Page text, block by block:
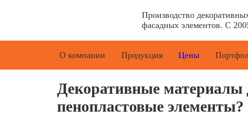
Производство
фасадных элементов. С
О компании Продукция Цены
Декоративные материалы
пенопластовые элементы?